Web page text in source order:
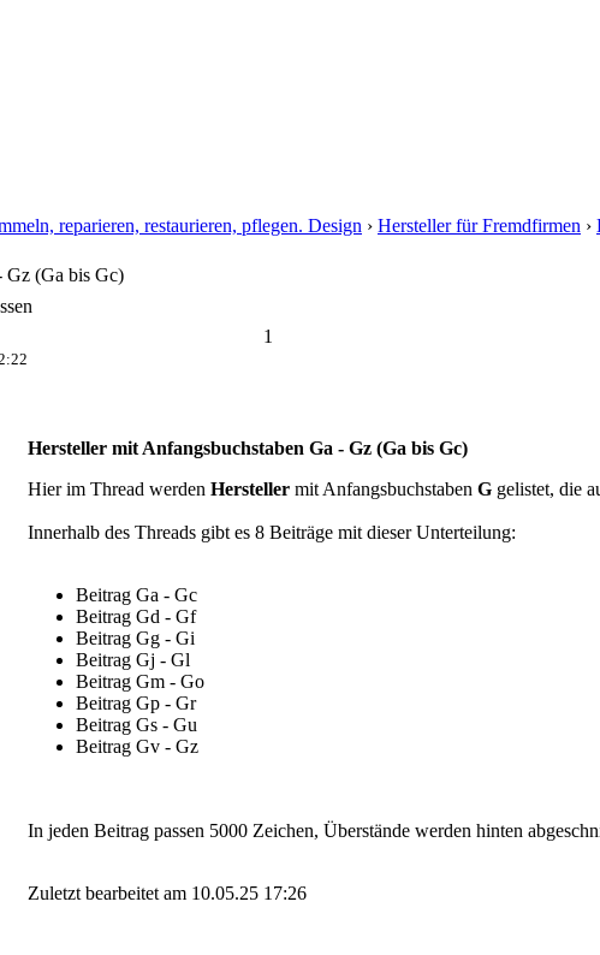
reparieren, restaurieren, pflegen. Design › Hersteller für Fremdfirmen ›
Gz (Ga bis Gc)
1
Hersteller mit Anfangsbuchstaben Ga - Gz (Ga bis Gc)
Hier im Thread werden Hersteller mit Anfangsbuchstaben G gelistet, die
Innerhalb des Threads gibt es 8 Beiträge mit dieser Unterteilung:
Beitrag Ga - Gc
Beitrag Gd - Gf
Beitrag Gg - Gi
Beitrag Gj - Gl
Beitrag Gm - Go
Beitrag Gp - Gr
Beitrag Gs - Gu
Beitrag Gv - Gz
In jeden Beitrag passen 5000 Zeichen, Überstände werden hinten
Zuletzt bearbeitet am 10.05.25 17:26